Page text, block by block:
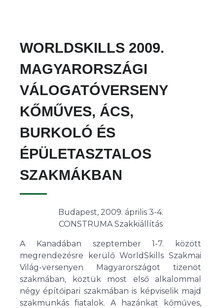
WORLDSKILLS 2009.
MAGYARORSZÁGI
VÁLOGATÓVERSENY
KŐMŰVES, ÁCS,
BURKOLÓ ÉS
ÉPÜLETASZTALOS
SZAKMÁKBAN
Budapest, 2009. április 3-4.
CONSTRUMA Szakkiállítás
A Kanadában szeptember 1-7. között
megrendezésre kerülő WorldSkills Szakmai
Világ-versenyen Magyarországot tizenöt
szakmában, köztük most első alkalommal
négy építőipari szakmában is képviselik majd
szakmunkás fiatalok. A hazánkat kőműves,